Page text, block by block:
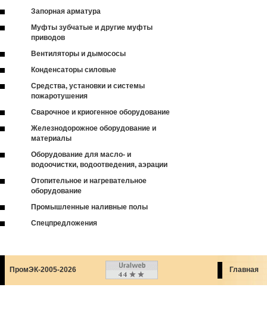
Запорная арматура
Муфты зубчатые и другие муфты
приводов
Вентиляторы и дымососы
Конденсаторы силовые
Средства, установки и системы
пожаротушения
Сварочное и криогенное оборудование
Железнодорожное оборудование и
материалы
Оборудование для масло- и
водоочистки, водоотведения, аэрации
Отопительное и нагревательное
оборудование
Промышленные наливные полы
Спецпредложения
ПромЭК-2005-2026 Главная